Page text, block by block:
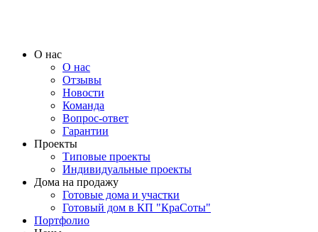
О нас
О нас
Отзывы
Новости
Команда
Вопрос-ответ
Гарантии
Проекты
Типовые проекты
Индивидуальные проекты
Дома на продажу
Готовые дома и участки
Готовый дом в КП "КраСоты"
Портфолио